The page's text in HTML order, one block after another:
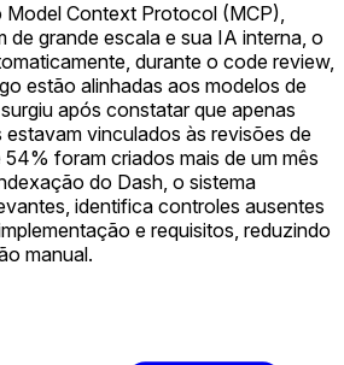
Model Context Protocol (MCP),
de grande escala e sua IA interna, o
durante o code review,
estão alinhadas aos modelos de
após constatar que apenas
estavam vinculados às revisões de
foram criados mais de um mês
do Dash, o sistema
identifica controles ausentes
e requisitos, reduzindo
manual.